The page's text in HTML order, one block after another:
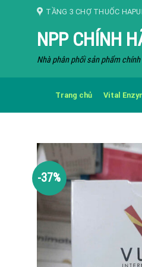
TẦNG 3 CHỢ THUỐC
NPP CHÍNH
Nhà phân phối sản phẩm chính
Trang chủ Vital
-37%